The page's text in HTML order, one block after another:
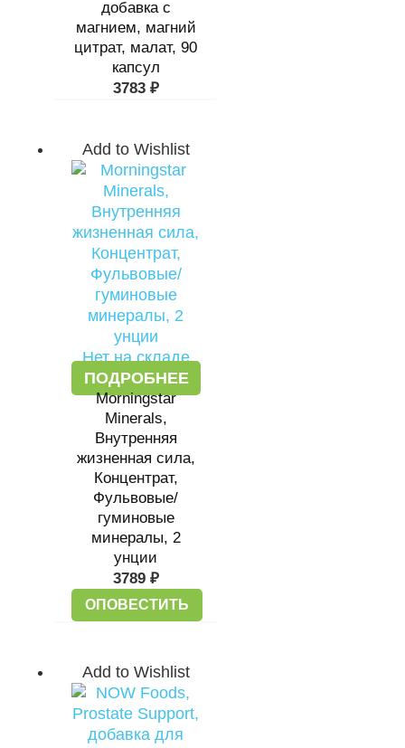
добавка с
магнием, магний
цитрат, малат, 90
капсул
3783 ₽
Add to Wishlist
Нет на складе
ПОДРОБНЕЕ
Morningstar
Minerals,
Внутренняя
жизненная сила,
Концентрат,
Фульвовые/
гуминовые
минералы, 2
унции
3789 ₽
ОПОВЕСТИТЬ
Add to Wishlist